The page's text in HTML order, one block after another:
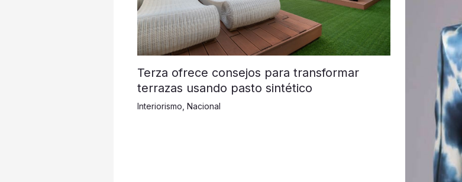
Terza ofrece consejos para transformar
terrazas usando pasto sintético
Interiorismo Nacional